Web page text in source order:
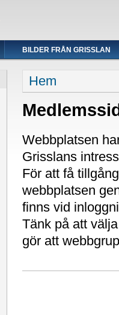
BILDER FRÅN GRISSLAN
Du är här
Hem
Webbplatsen
Grisslans
För att få
webbplatsen
finns vid
Tänk på att
gör att